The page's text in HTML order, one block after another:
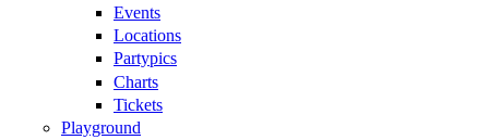
Events
Locations
Partypics
Charts
Tickets
Playground